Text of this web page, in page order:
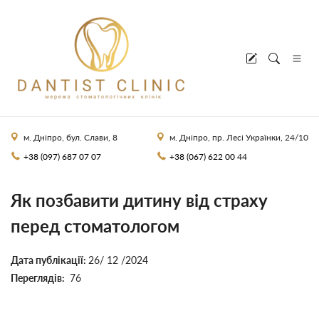
м. Дніпро, бул. Слави, 8
+38 (097) 687 07 07
м. Дніпро, пр. Лесі Українки, 24/10
+38 (067) 622 00 44
Як позбавити дитину від страху
перед стоматологом
Дата публікації: 26/ 12 /2024
Переглядів: 76